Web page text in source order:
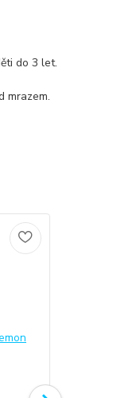
do 3 let.
mrazem.